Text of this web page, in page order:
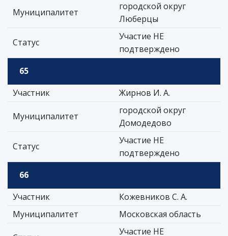
Муниципалитет
городской округ
Люберцы
Статус
Участие НЕ
подтверждено
65
Участник
Жирнов И. А.
Муниципалитет
городской округ
Домодедово
Статус
Участие НЕ
подтверждено
66
Участник
Кожевников С. А.
Муниципалитет
Московская область
Участие НЕ